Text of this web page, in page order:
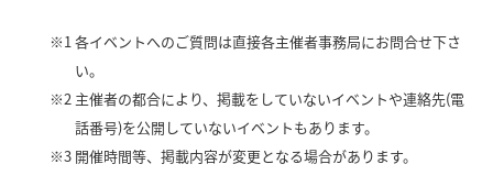
※1各イベントへのご質問は直接各主催者事務局にお問合せ下さ
い。
※2 主催者の都合により、掲載をしていないイベントや連絡先(電
話番号)を公開していないイベントもあります。
※3 開催時間等、掲載内容が変更となる場合があります。